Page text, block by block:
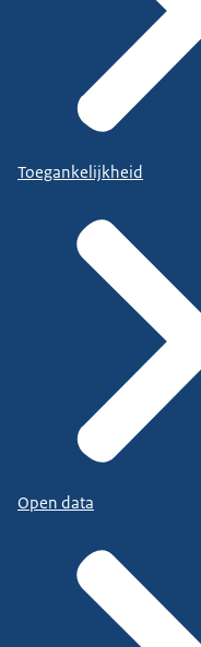
Toegankelijkheid
Open data